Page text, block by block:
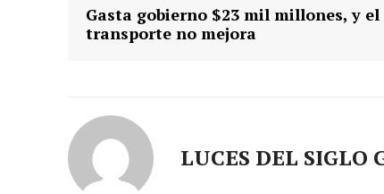
Gasta gobierno $23 mil millones, y el
transporte no mejora
LUCES DEL SIGLO